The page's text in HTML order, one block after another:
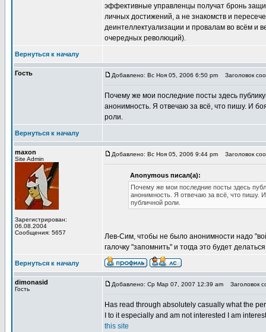
эффективные управленцы получат бронь
личных достижений, а не знакомств и
деинтеллектуализации и провалам во всём и
очередных революций).
Вернуться к началу
Гость Добавлено: Вс Ноя 05, 2006 6:50 pm Заголовок
Почему же мои последние посты здесь
анонимность. Я отвечаю за всё, что пишу. И
роли.
Вернуться к началу
maxon
Site Admin
Зарегистрирован:
06.08.2004
Сообщения: 5657
Добавлено: Вс Ноя 05, 2006 9:44 pm Заголовок
Anonymous писал(а):
Почему же мои последние посты здесь
анонимность. Я отвечаю за всё, что пишу.
публичной роли.
Лев-Сим, чтобы не было анонимности надо
галочку "запомнить" и тогда это будет
Вернуться к началу
dimonasid
Гость
Добавлено: Ср Мар 07, 2007 12:39 am Заголовок
Has read through absolutely casually what the
I to it especially and am not interested I am
this site